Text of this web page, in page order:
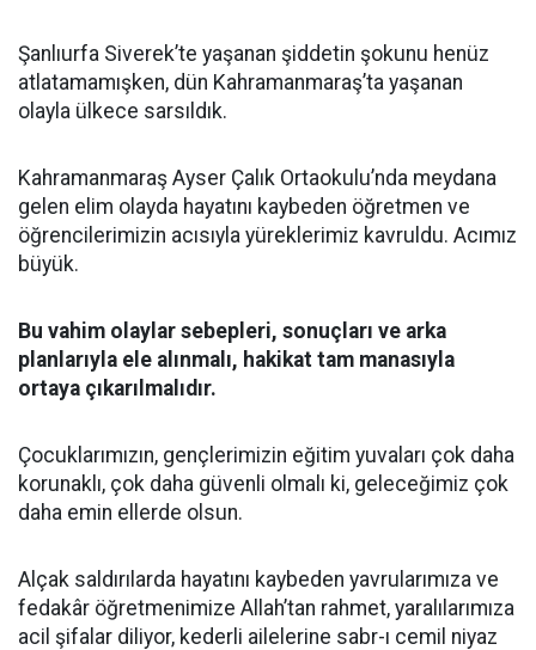
Şanlıurfa Siverek’te yaşanan şiddetin şokunu henüz
atlatamamışken, dün Kahramanmaraş’ta yaşanan
olayla ülkece sarsıldık.
Kahramanmaraş Ayser Çalık Ortaokulu’nda meydana
gelen elim olayda hayatını kaybeden öğretmen ve
öğrencilerimizin acısıyla yüreklerimiz kavruldu. Acımız
büyük.
Bu vahim olaylar sebepleri, sonuçları ve arka
planlarıyla ele alınmalı, hakikat tam manasıyla
ortaya çıkarılmalıdır.
Çocuklarımızın, gençlerimizin eğitim yuvaları çok daha
korunaklı, çok daha güvenli olmalı ki, geleceğimiz çok
daha emin ellerde olsun.
Alçak saldırılarda hayatını kaybeden yavrularımıza ve
fedakâr öğretmenimize Allah’tan rahmet, yaralılarımıza
acil şifalar diliyor, kederli ailelerine sabr-ı cemil niyaz